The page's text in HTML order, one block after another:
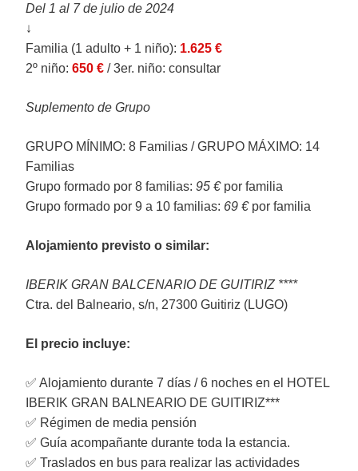
Del 1 al 7 de julio de 2024
↓
Familia (1 adulto + 1 niño): 1.625 €
2º niño: 650 € / 3er. niño: consultar
Suplemento de Grupo
GRUPO MÍNIMO: 8 Familias / GRUPO MÁXIMO: 14
Familias
Grupo formado por 8 familias: 95 €por familia
Grupo formado por 9 a 10 familias: 69 €por familia
Alojamiento previsto o similar:
IBERIK GRAN BALCENARIO DE GUITIRIZ ****
Ctra. del Balneario, s/n, 27300 Guitiriz (LUGO)
El precio incluye:
✅ Alojamiento durante 7 días / 6 noches en el HOTEL
IBERIK GRAN BALNEARIO DE GUITIRIZ***
✅ Régimen de media pensión
✅ Guía acompañante durante toda la estancia.
✅ Traslados en bus para realizar las actividades